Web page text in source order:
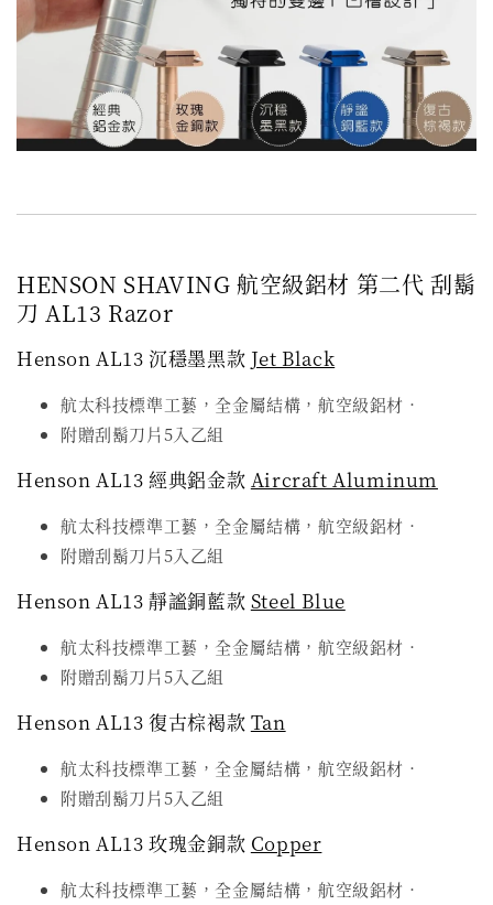
HENSON SHAVING 航空級鋁材 第二代 刮鬍
刀 AL13 Razor
Henson AL13 沉穩墨黑款 Jet Black
航太科技標準工藝，全金屬結構，航空級鋁材．
附贈刮鬍刀片5入乙組
Henson AL13 經典鋁金款 Aircraft Aluminum
航太科技標準工藝，全金屬結構，航空級鋁材．
附贈刮鬍刀片5入乙組
Henson AL13 靜謐銅藍款 Steel Blue
航太科技標準工藝，全金屬結構，航空級鋁材．
附贈刮鬍刀片5入乙組
Henson AL13 復古棕褐款 Tan
航太科技標準工藝，全金屬結構，航空級鋁材．
附贈刮鬍刀片5入乙組
Henson AL13 玫瑰金銅款 Copper
航太科技標準工藝，全金屬結構，航空級鋁材．